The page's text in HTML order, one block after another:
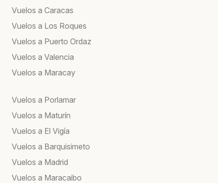
Vuelos a Caracas
Vuelos a Los Roques
Vuelos a Puerto Ordaz
Vuelos a Valencia
Vuelos a Maracay
Vuelos a Porlamar
Vuelos a Maturín
Vuelos a El Vigía
Vuelos a Barquisimeto
Vuelos a Madrid
Vuelos a Maracaibo